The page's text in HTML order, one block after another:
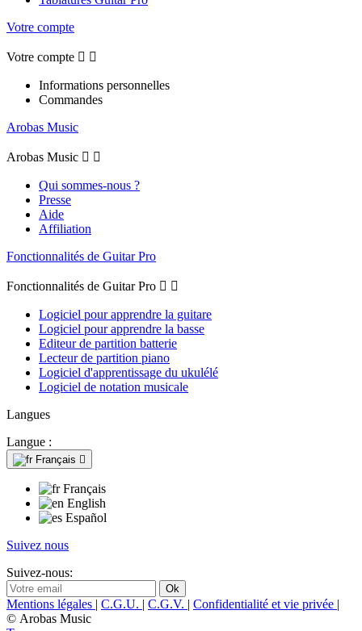
Votre compte
Votre compte  
Informations personnelles
Commandes
Arobas Music
Arobas Music  
Qui sommes-nous ?
Presse
Aide
Affiliation
Fonctionnalités de Guitar Pro
Fonctionnalités de Guitar Pro  
Logiciel pour apprendre la guitare
Logiciel pour apprendre la basse
Editeur de partition batterie
Lecteur de partition piano
Logiciel d'apprentissage du ukulélé
Logiciel de notation musicale
Langues
Langue :
Français 
Français
English
Español
Suivez nous
Suivez-nous:
Mentions légales | C.G.U. | C.G.V. | Confidentialité et vie privée |
© Arobas Music